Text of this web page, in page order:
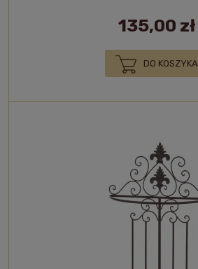
135,00 zł
DO KOSZYKA